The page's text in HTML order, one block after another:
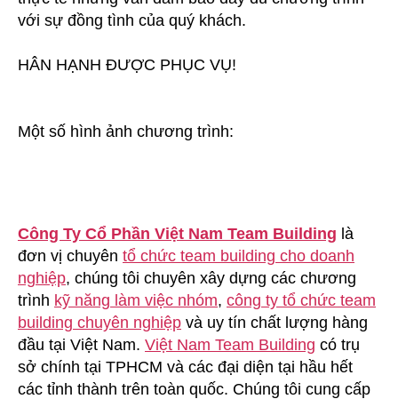
với sự đồng tình của quý khách.
HÂN HẠNH ĐƯỢC PHỤC VỤ!
Một số hình ảnh chương trình:
Công Ty Cổ Phần Việt Nam Team Building là
đơn vị chuyên tổ chức team building cho doanh
nghiệp, chúng tôi chuyên xây dựng các chương
trình kỹ năng làm việc nhóm, công ty tổ chức team
building chuyên nghiệp và uy tín chất lượng hàng
đầu tại Việt Nam. Việt Nam Team Building có trụ
sở chính tại TPHCM và các đại diện tại hầu hết
các tỉnh thành trên toàn quốc. Chúng tôi cung cấp